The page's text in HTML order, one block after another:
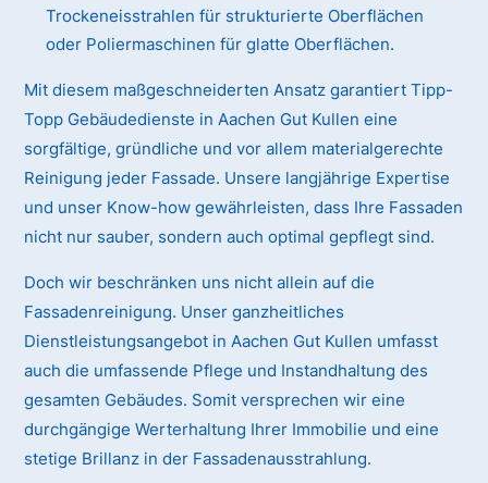
Trockeneisstrahlen für strukturierte Oberflächen
oder Poliermaschinen für glatte Oberflächen.
Mit diesem maßgeschneiderten Ansatz garantiert Tipp-
Topp Gebäudedienste in Aachen Gut Kullen eine
sorgfältige, gründliche und vor allem materialgerechte
Reinigung jeder Fassade. Unsere langjährige Expertise
und unser Know-how gewährleisten, dass Ihre Fassaden
nicht nur sauber, sondern auch optimal gepflegt sind.
Doch wir beschränken uns nicht allein auf die
Fassadenreinigung. Unser ganzheitliches
Dienstleistungsangebot in Aachen Gut Kullen umfasst
auch die umfassende Pflege und Instandhaltung des
gesamten Gebäudes. Somit versprechen wir eine
durchgängige Werterhaltung Ihrer Immobilie und eine
stetige Brillanz in der Fassadenausstrahlung.